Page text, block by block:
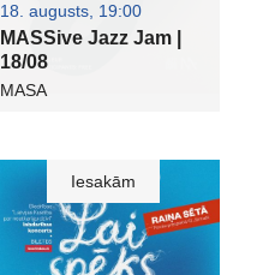
18. augusts, 19:00
MASSive Jazz Jam |
18/08
MASA
Iesakām